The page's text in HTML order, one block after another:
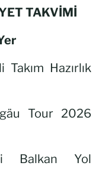
TAKVİMİ
Hazırlık
Tour 2026
Balkan Yol